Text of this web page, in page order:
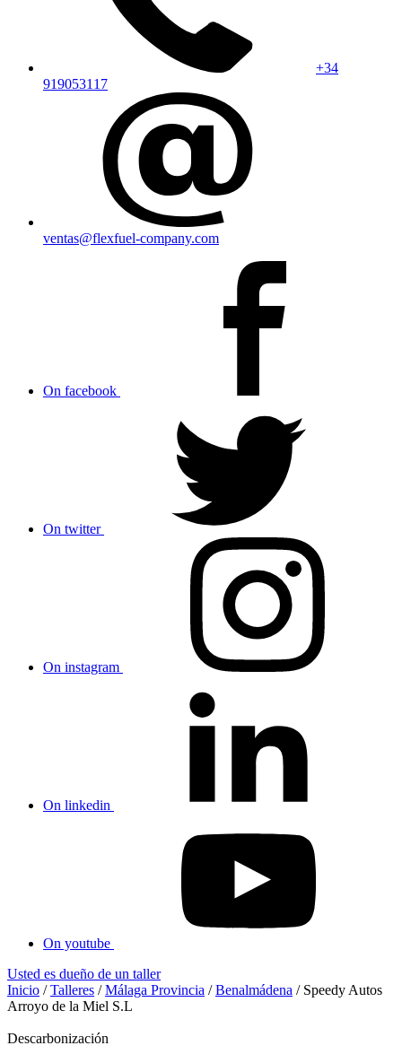
+34
919053117
ventas@flexfuel-company.com
On facebook
On twitter
On instagram
On linkedin
On youtube
Usted es dueño de un taller
Inicio /Talleres /Málaga Provincia /Benalmádena / Speedy Autos
Arroyo de la Miel S.L
Descarbonización